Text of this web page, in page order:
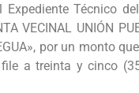
Expediente Técnico
VECINAL UNIÓN
por un monto
a treinta y cinco